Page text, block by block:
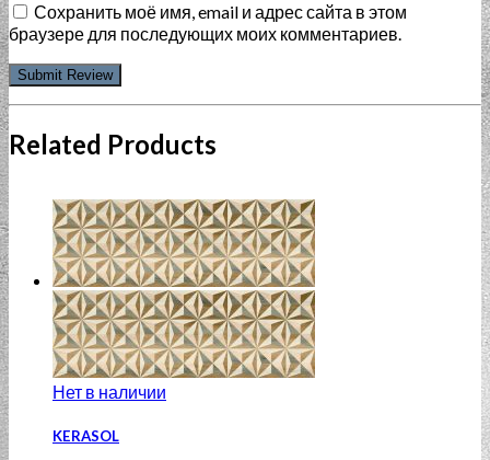
Сохранить моё имя, email и адрес сайта в этом
браузере для последующих моих комментариев.
Related Products
Нет в наличии
KERASOL